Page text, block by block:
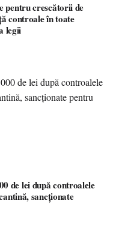
pentru crescătorii de
controale în toate
legii
de lei după controalele
sancționate